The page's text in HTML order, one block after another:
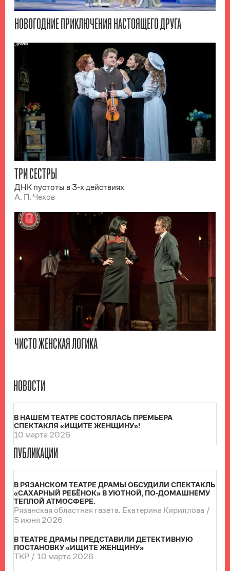
НОВОГОДНИЕ ПРИКЛЮЧЕНИЯ НАСТОЯЩЕГО ДРУГА
ТРИ СЕСТРЫ
ДНК пустоты в 3-х действиях
А. П. Чехов
ЧИСТО ЖЕНСКАЯ ЛОГИКА
НОВОСТИ
В НАШЕМ ТЕАТРЕ СОСТОЯЛАСЬ ПРЕМЬЕРА
СПЕКТАКЛЯ «ИЩИТЕ ЖЕНЩИНУ»!
10 марта 2026
ПУБЛИКАЦИИ
В РЯЗАНСКОМ ТЕАТРЕ ДРАМЫ ОБСУДИЛИ СПЕКТАКЛЬ
«САХАРНЫЙ РЕБЁНОК» В УЮТНОЙ, ПО-ДОМАШНЕМУ
ТЕПЛОЙ АТМОСФЕРЕ.
Рязанская областная газета. Екатерина Кириллова /
5 июня 2026
В ТЕАТРЕ ДРАМЫ ПРЕДСТАВИЛИ ДЕТЕКТИВНУЮ
ПОСТАНОВКУ «ИЩИТЕ ЖЕНЩИНУ»
ТКР / 10 марта 2026